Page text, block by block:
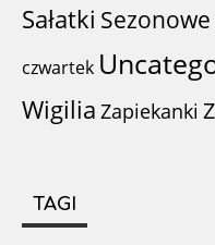
Sałatki Sezonowe
czwartek
Wigilia Zapiekanki
TAGI